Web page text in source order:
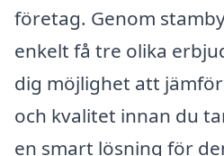
företag. Genom
enkelt få tre olika
dig möjlighet att
och kvalitet innan du
en smart lösning för